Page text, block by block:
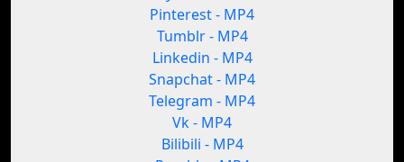
Pinterest - MP4
Tumblr - MP4
Linkedin - MP4
Snapchat - MP4
Telegram - MP4
Vk - MP4
Bilibili - MP4